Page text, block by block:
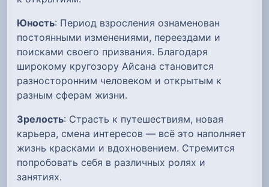
Юность: Период взросления ознаменован
постоянными изменениями, переездами и
поисками своего призвания. Благодаря
широкому кругозору Айсана становится
разносторонним человеком и открытым к
разным сферам жизни.
Зрелость: Страсть к путешествиям, новая
карьера, смена интересов — всё это наполняет
жизнь красками и вдохновением. Стремится
попробовать себя в различных ролях и
занятиях.